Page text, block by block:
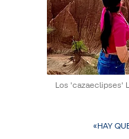
Los 'cazaeclipses'
«HAY